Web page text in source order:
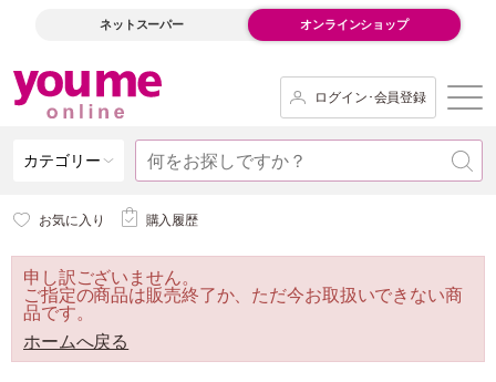
ネットスーパー オンラインショップ
ログイン･会員登録
カテゴリー
お気に入り 購入履歴
申し訳ございません。
ご指定の商品は販売終了か、ただ今お取扱いできない商
品です。
ホームへ戻る